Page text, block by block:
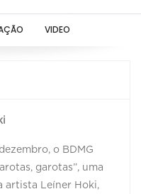
VIDEO
o BDMG
garotas”, uma
artista Leíner Hoki,